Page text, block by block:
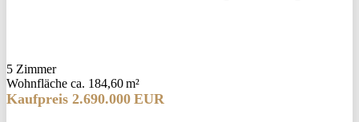
5 Zimmer
Wohnfläche ca. 184,60 m²
Kaufpreis 2.690.000 EUR